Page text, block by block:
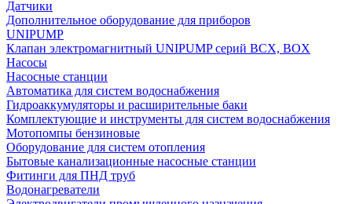
Датчики
Дополнительное оборудование для приборов
UNIPUMP
Клапан электромагнитный UNIPUMP серий BCX, BOX
Насосы
Насосные станции
Автоматика для систем водоснабжения
Гидроаккумуляторы и расширительные баки
Комплектующие и инструменты для систем водоснабжения
Мотопомпы бензиновые
Оборудование для систем отопления
Бытовые канализационные насосные станции
Фитинги для ПНД труб
Водонагреватели